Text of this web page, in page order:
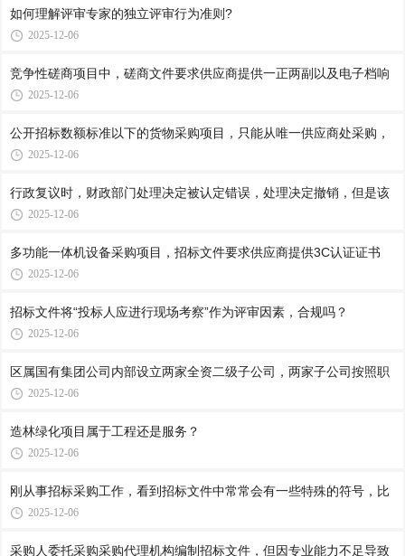
如何理解评审专家的独立评审行为准则?
2025-12-06
竞争性磋商项目中，磋商文件要求供应商提供一正两副以及电子档响
2025-12-06
公开招标数额标准以下的货物采购项目，只能从唯一供应商处采购，
2025-12-06
行政复议时，财政部门处理决定被认定错误，处理决定撤销，但是该
2025-12-06
多功能一体机设备采购项目，招标文件要求供应商提供3C认证证书
2025-12-06
招标文件将“投标人应进行现场考察”作为评审因素，合规吗？
2025-12-06
区属国有集团公司内部设立两家全资二级子公司，两家子公司按照职
2025-12-06
造林绿化项目属于工程还是服务？
2025-12-06
刚从事招标采购工作，看到招标文件中常常会有一些特殊的符号，比
2025-12-06
采购人委托采购采购代理机构编制招标文件，但因专业能力不足导致